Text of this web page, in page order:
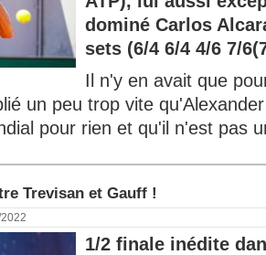
dominé Carlos
sets (6/4 6/4 4/6 7/
Il n'y en avait que
un peu trop vite
pour rien et qu'il n'est pas
Trevisan et Gauff !
1/2 finale inédite